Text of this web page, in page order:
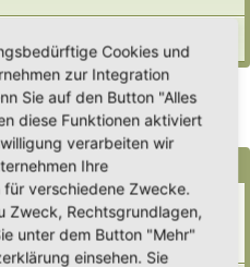
SucheErweiterte Suche
Seite1von 1
Eintragung eines Hortus
Di 29. Jul 2025, 17:08
zum Forum
Cookies und
zur Integration
Sie auf den Button "Alles
diese Funktionen aktiviert
verarbeiten wir
Ihre
verschiedene Zwecke.
Zweck, Rechtsgrundlagen,
unter dem Button "Mehr"
einsehen. Sie